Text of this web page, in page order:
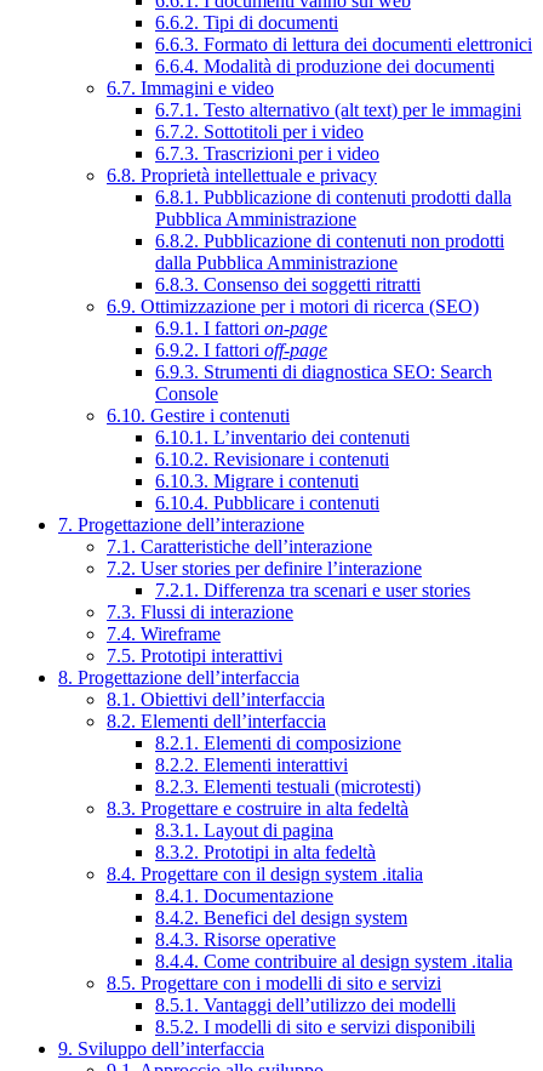
6.6.2. Tipi di documenti
6.6.3. Formato di lettura dei documenti elettronici
6.6.4. Modalità di produzione dei documenti
6.7. Immagini e video
6.7.1. Testo alternativo (alt text) per le immagini
6.7.2. Sottotitoli per i video
6.7.3. Trascrizioni per i video
6.8. Proprietà intellettuale e privacy
6.8.1. Pubblicazione di contenuti prodotti dalla
Pubblica Amministrazione
6.8.2. Pubblicazione di contenuti non prodotti
dalla Pubblica Amministrazione
6.8.3. Consenso dei soggetti ritratti
6.9. Ottimizzazione per i motori di ricerca (SEO)
6.9.1. I fattori on-page
6.9.2. I fattori off-page
6.9.3. Strumenti di diagnostica SEO: Search
Console
6.10. Gestire i contenuti
6.10.1. L’inventario dei contenuti
6.10.2. Revisionare i contenuti
6.10.3. Migrare i contenuti
6.10.4. Pubblicare i contenuti
7. Progettazione dell’interazione
7.1. Caratteristiche dell’interazione
7.2. User stories per definire l’interazione
7.2.1. Differenza tra scenari e user stories
7.3. Flussi di interazione
7.4. Wireframe
7.5. Prototipi interattivi
8. Progettazione dell’interfaccia
8.1. Obiettivi dell’interfaccia
8.2. Elementi dell’interfaccia
8.2.1. Elementi di composizione
8.2.2. Elementi interattivi
8.2.3. Elementi testuali (microtesti)
8.3. Progettare e costruire in alta fedeltà
8.3.1. Layout di pagina
8.3.2. Prototipi in alta fedeltà
8.4. Progettare con il design system .italia
8.4.1. Documentazione
8.4.2. Benefici del design system
8.4.3. Risorse operative
8.4.4. Come contribuire al design system .italia
8.5. Progettare con i modelli di sito e servizi
8.5.1. Vantaggi dell’utilizzo dei modelli
8.5.2. I modelli di sito e servizi disponibili
9. Sviluppo dell’interfaccia